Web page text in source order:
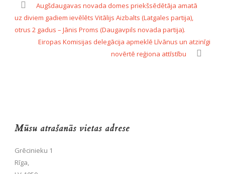
Augšdaugavas novada domes priekšsēdētāja amatā
uz diviem gadiem ievēlēts Vitālijs Aizbalts (Latgales partija),
otrus 2 gadus – Jānis Proms (Daugavpils novada partija).
Eiropas Komisijas delegācija apmeklē Līvānus un atzinīgi
novērtē reģiona attīstību
Mūsu atrašanās vietas adrese
Grēcinieku 1
Rīga,